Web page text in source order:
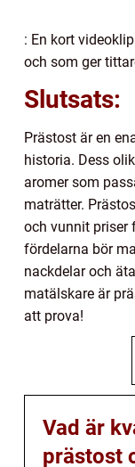
: En kort
och som ger
Slutsats:
Prästost är en
historia. Dess
aromer som
maträtter.
och vunnit priser
fördelarna bör
nackdelar och
matälskare är
att prova!
Vad är
prästost